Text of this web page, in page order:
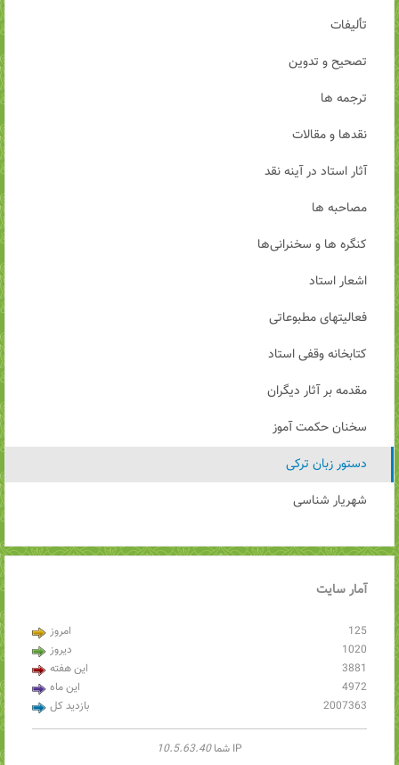
تألیفات
تصحیح و تدوین
ترجمه ها
نقدها و مقالات
آثار استاد در آینه نقد
مصاحبه ها
کنگره ها و سخنرانی‌ها
اشعار استاد
فعالیتهای مطبوعاتی
کتابخانه وقفی استاد
مقدمه بر آثار دیگران
سخنان حکمت آموز
دستور زبان ترکی
شهریار شناسی
آمارسایت
امروز
125
دیروز
1020
این هفته
3881
این ماه
4972
بازدید کل
2007363
IP شما 10.5.63.40